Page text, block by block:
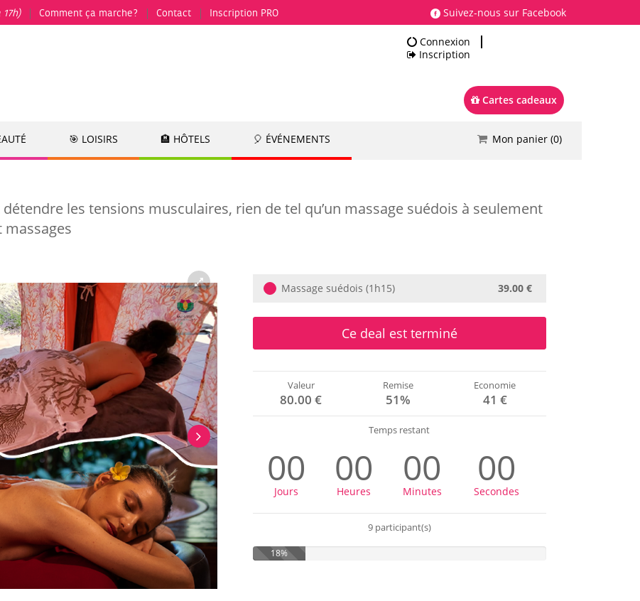
Suivez-nous sur Facebook
Comment ça marche? Contact Inscription PRO
Connexion
Inscription
Cartes cadeaux
🎯 LOISIRS 🏨 HÔTELS 🎈 ÉVÉNEMENTS Mon panier (0)
Commander
les tensions musculaires, rien de tel qu’un massage suédois à seulement
massages
Massage suédois (1h15) 39.00 €
Ce deal est terminé
Valeur
80.00 €
Remise
51%
Economie
41 €
Temps restant
00
Jours
00
Heures
00
Minutes
00
Secondes
9 participant(s)
18%